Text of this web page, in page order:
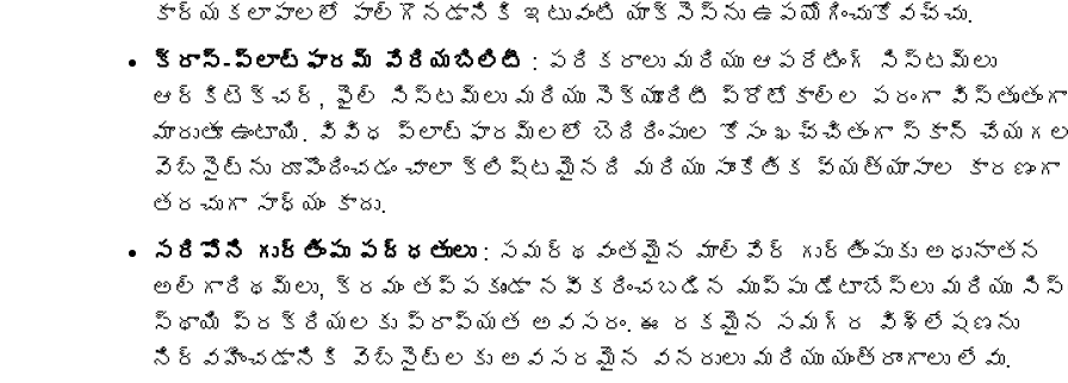
కార్యకలాపాలలో పాల్గొనడానికి ఇటువంటి యాక్సెస్‌ను ఉపయోగించుకోవచ్చు.
క్రాస్-ప్లాట్‌ఫారమ్ వేరియబిలిటీ : పరికరాలు మరియు ఆపరేటింగ్ సిస్టమ్‌లు
ఆర్కిటెక్చర్, ఫైల్ సిస్టమ్‌లు మరియు సెక్యూరిటీ ప్రోటోకాల్‌ల పరంగా విస్తృతంగా
మారుతూ ఉంటాయి. వివిధ ప్లాట్‌ఫారమ్‌లలో బెదిరింపుల కోసం ఖచ్చితంగా స్కాన్ చేయగల
వెబ్‌సైట్‌ను రూపొందించడం చాలా క్లిష్టమైనది మరియు సాంకేతిక వ్యత్యాసాల కారణంగా
తరచుగా సాధ్యం కాదు.
సరిపోని గుర్తింపు పద్ధతులు: సమర్థవంతమైన మాల్వేర్ గుర్తింపుకు అధునాతన
అల్గారిథమ్‌లు, క్రమం తప్పకుండా నవీకరించబడిన ముప్పు డేటాబేస్‌లు మరియు
స్థాయి ప్రక్రియలకు ప్రాప్యత అవసరం. ఈ రకమైన సమగ్ర విశ్లేషణను
నిర్వహించడానికి వెబ్‌సైట్‌లకు అవసరమైన వనరులు మరియు యంత్రాంగాలు లేవు.